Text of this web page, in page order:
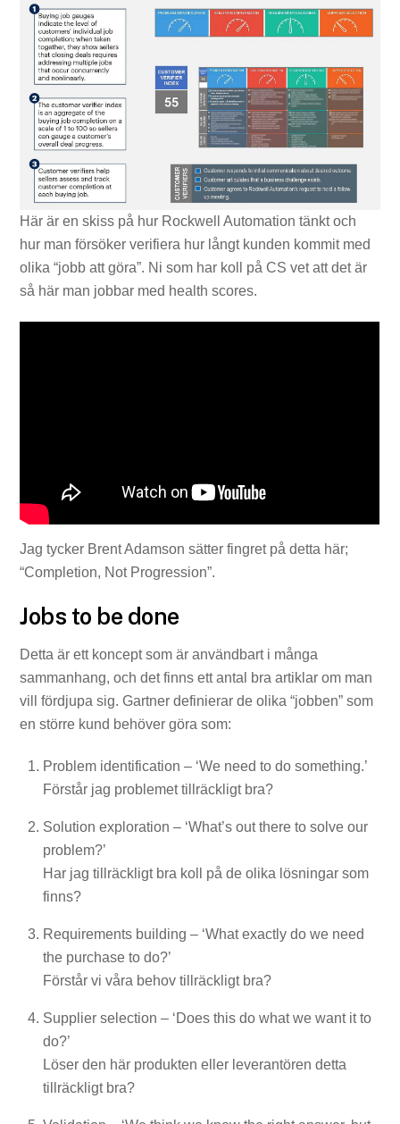
Här är en skiss på hur Rockwell Automation tänkt och
hur man försöker verifiera hur långt kunden kommit med
olika “jobb att göra”. Ni som har koll på CS vet att det är
så här man jobbar med health scores.
Jag tycker Brent Adamson sätter fingret på detta här;
“Completion, Not Progression”.
Jobs to be done
Detta är ett koncept som är användbart i många
sammanhang, och det finns ett antal bra artiklar om man
vill fördjupa sig. Gartner definierar de olika “jobben” som
en större kund behöver göra som:
Problem identification – ‘We need to do something.’
Förstår jag problemet tillräckligt bra?
Solution exploration – ‘What’s out there to solve our
problem?’
Har jag tillräckligt bra koll på de olika lösningar som
finns?
Requirements building – ‘What exactly do we need
the purchase to do?’
Förstår vi våra behov tillräckligt bra?
Supplier selection – ‘Does this do what we want it to
do?’
Löser den här produkten eller leverantören detta
tillräckligt bra?